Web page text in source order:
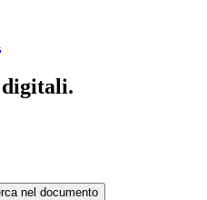
nel documento